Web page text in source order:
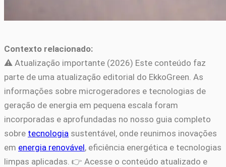
Contexto relacionado:
⚠️ Atualização importante (2026) Este conteúdo faz
parte de uma atualização editorial do EkkoGreen. As
informações sobre microgeradores e tecnologias de
geração de energia em pequena escala foram
incorporadas e aprofundadas no nosso guia completo
sobre tecnologia sustentável, onde reunimos inovações
em energia renovável, eficiência energética e tecnologias
limpas aplicadas. 👉 Acesse o conteúdo atualizado e